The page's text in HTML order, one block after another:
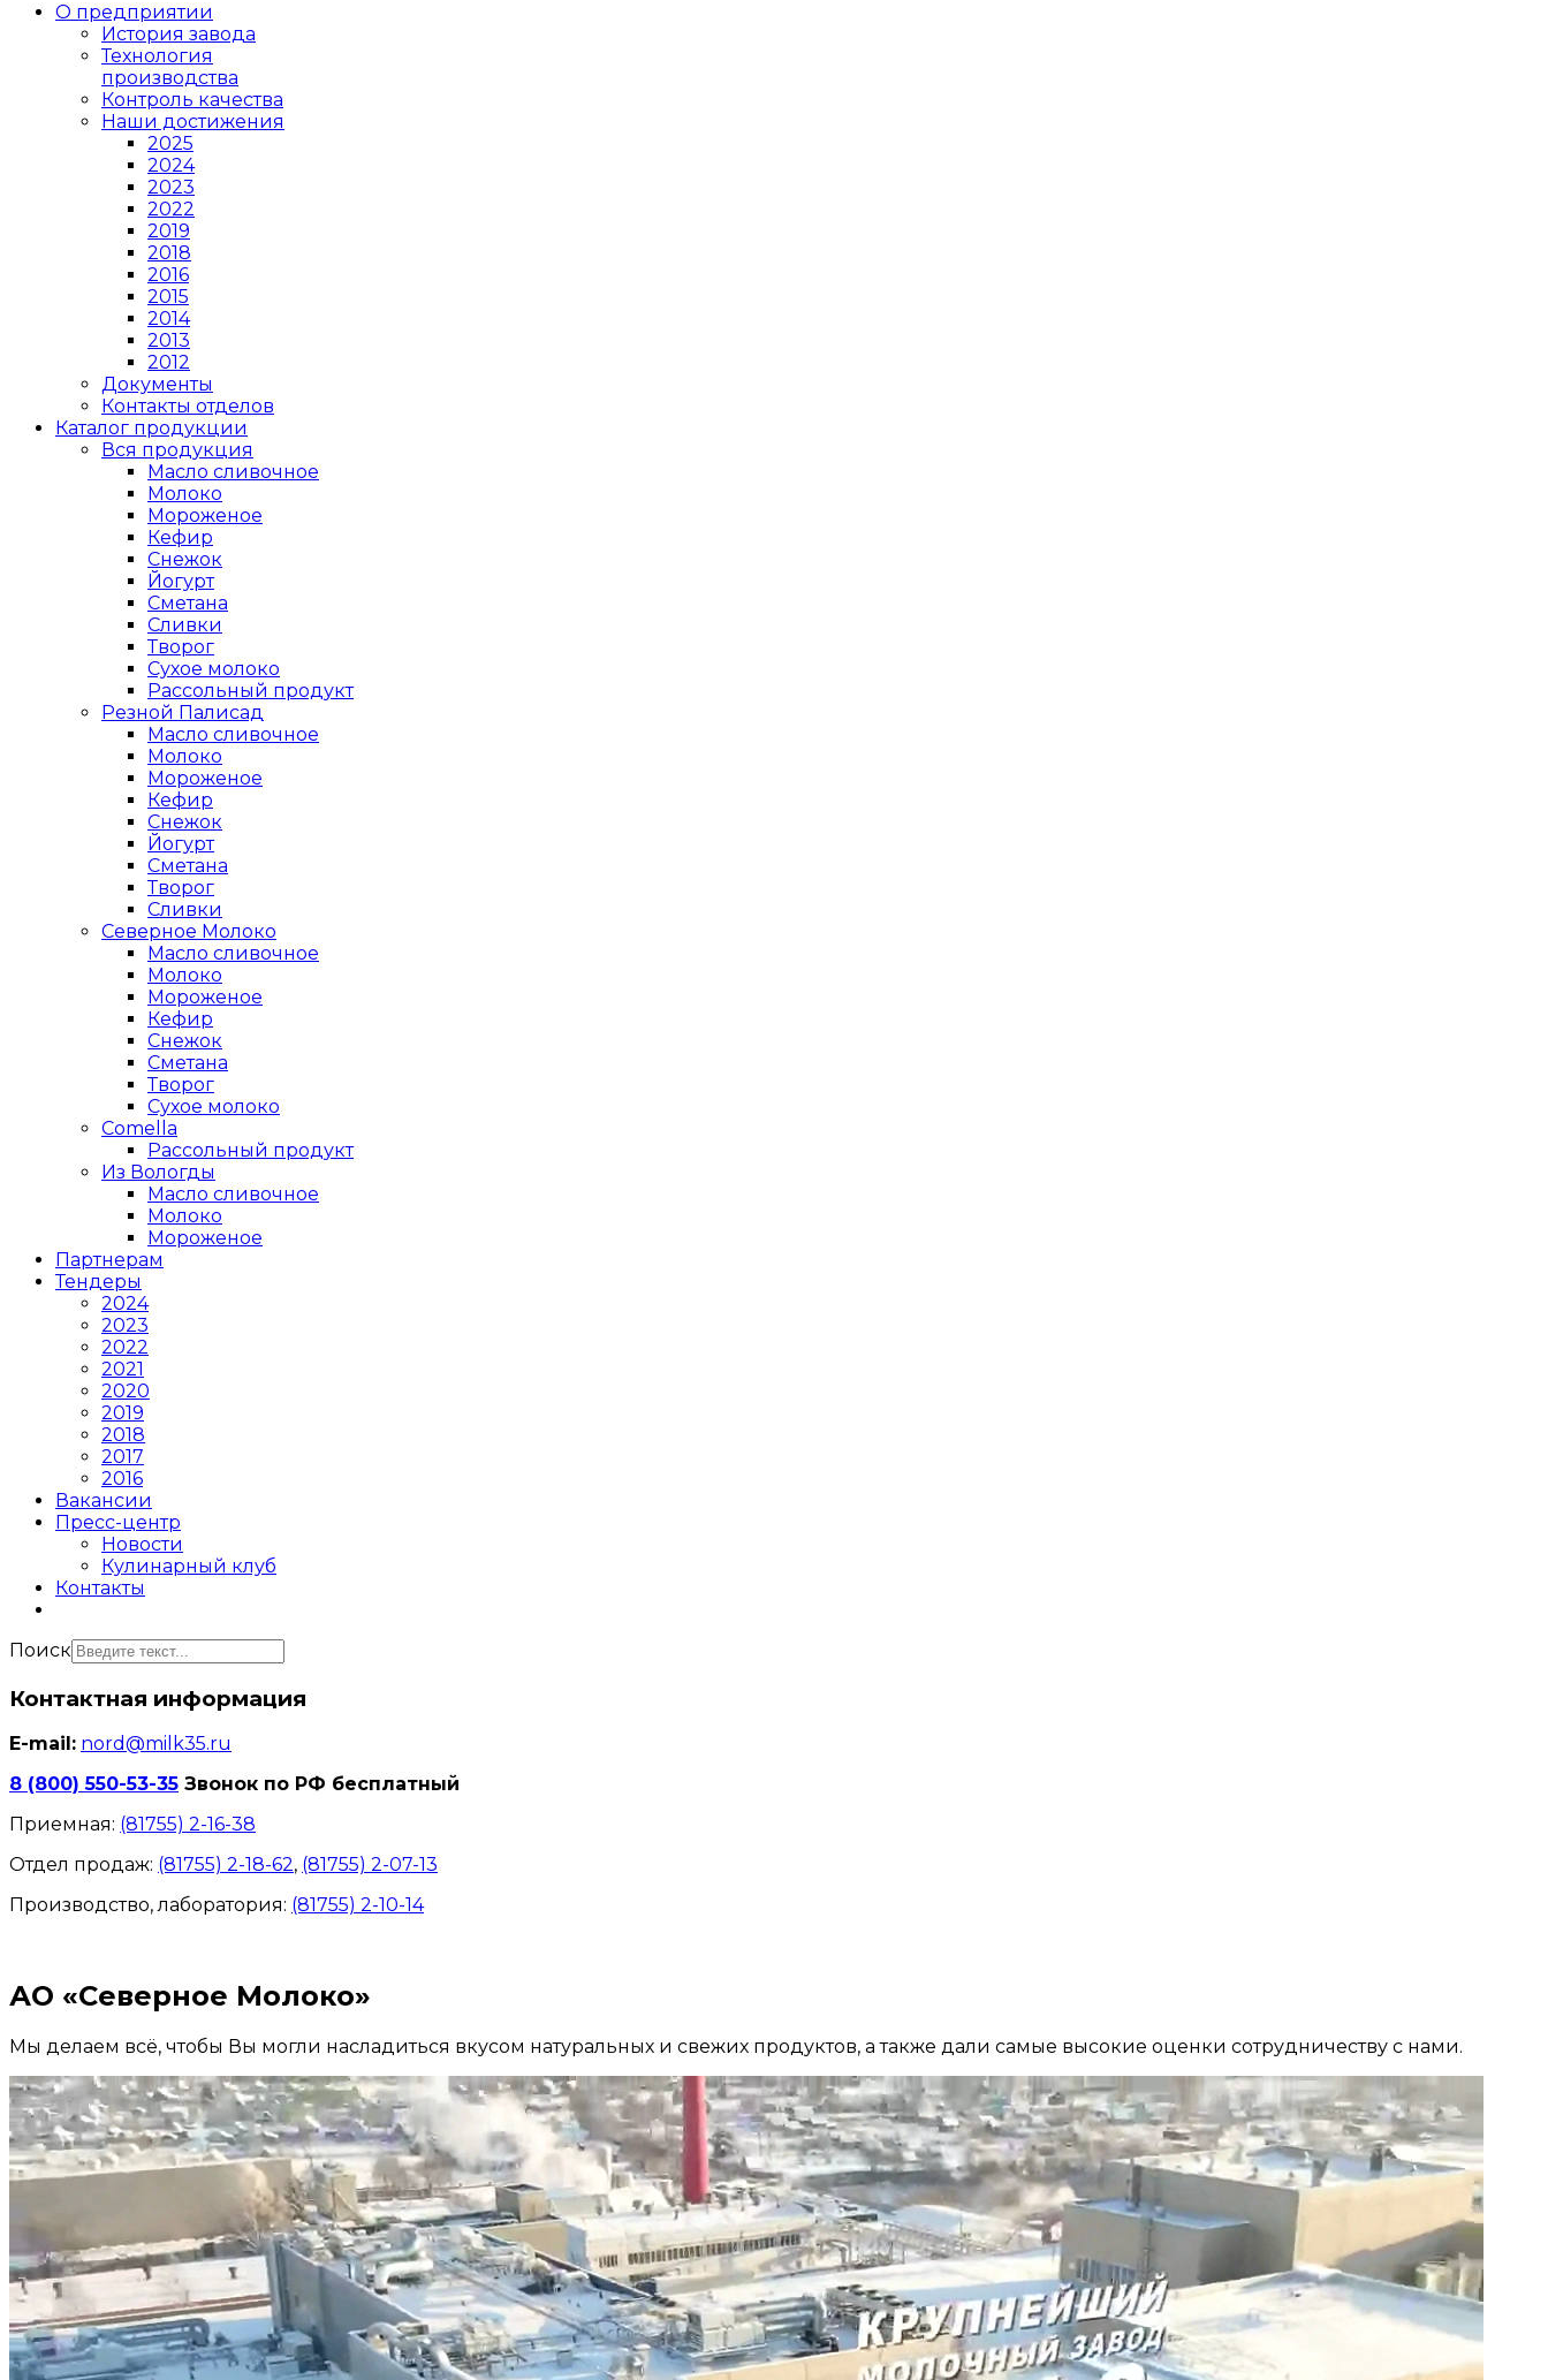
О предприятии
История завода
Технология
производства
Контроль качества
Наши достижения
2025
2024
2023
2022
2019
2018
2016
2015
2014
2013
2012
Документы
Контакты отделов
Каталог продукции
Вся продукция
Масло сливочное
Молоко
Мороженое
Кефир
Снежок
Йогурт
Сметана
Сливки
Творог
Сухое молоко
Рассольный продукт
Резной Палисад
Масло сливочное
Молоко
Мороженое
Кефир
Снежок
Йогурт
Сметана
Творог
Сливки
Северное Молоко
Масло сливочное
Молоко
Мороженое
Кефир
Снежок
Сметана
Творог
Сухое молоко
Comеlla
Рассольный продукт
Из Вологды
Масло сливочное
Молоко
Мороженое
Партнерам
Тендеры
2024
2023
2022
2021
2020
2019
2018
2017
2016
Вакансии
Пресс-центр
Новости
Кулинарный клуб
Контакты
Поиск
Контактная информация
E-mail: nord@milk35.ru
8 (800) 550-53-35 Звонок по РФ бесплатный
Приемная: (81755) 2-16-38
Отдел продаж: (81755) 2-18-62, (81755) 2-07-13
Производство, лаборатория: (81755) 2-10-14
АО «Северное Молоко»
Мы делаем всё, чтобы Вы могли насладиться вкусом натуральных и свежих продуктов, а также дали самые высокие оценки сотрудничеству с нами.